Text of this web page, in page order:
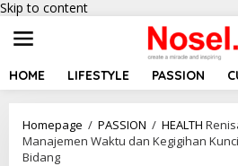
Skip to content
HOME LIFESTYLE PASSION
Homepage / PASSION / HEALTH
Manajemen Waktu dan Kegigihan
Bidang